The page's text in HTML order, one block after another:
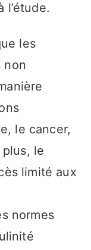
l’étude.
les
non
le cancer,
plus, le
limité aux
normes